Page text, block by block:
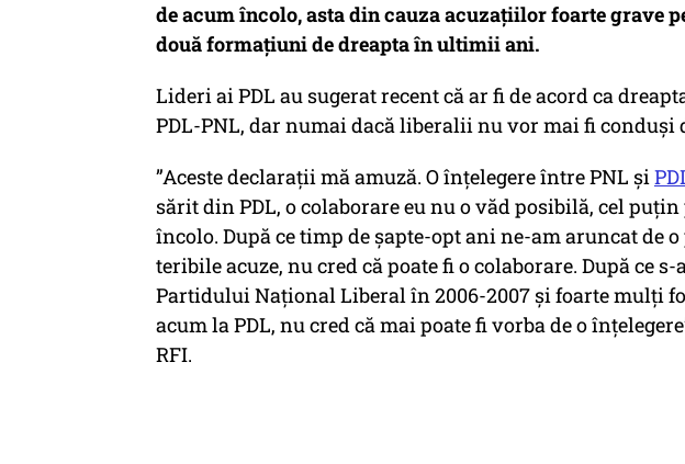
de acum încolo, asta din cauza acuzațiilor foarte grave
două formațiuni de dreapta în ultimii ani.
Lideri ai PDL au sugerat recent că ar fi de acord ca
PDL-PNL, dar numai dacă liberalii nu vor mai fi conduși
”Aceste declaraţii mă amuză. O înţelegere între PNL şi
sărit din PDL, o colaborare eu nu o văd posibilă, cel
încolo. După ce timp de şapte-opt ani ne-am aruncat de
teribile acuze, nu cred că poate fi o colaborare. După ce
Partidului Naţional Liberal în 2006-2007 şi foarte mulţi
acum la PDL, nu cred că mai poate fi vorba de o
RFI.